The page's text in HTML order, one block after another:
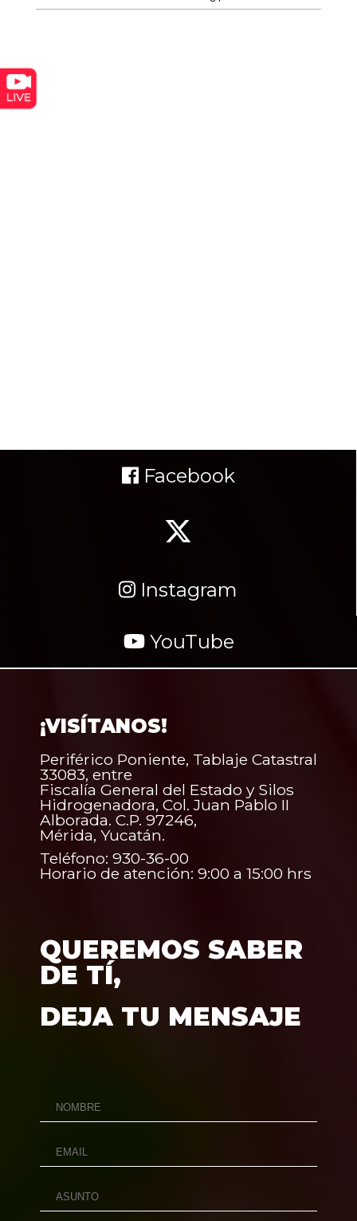
Facebook
Instagram
YouTube
¡VISÍTANOS!
Periférico Poniente, Tablaje Catastral
33083, entre
Fiscalía General del Estado y Silos
Hidrogenadora, Col. Juan Pablo II
Alborada. C.P. 97246,
Mérida, Yucatán.
Teléfono: 930-36-00
Horario de atención: 9:00 a 15:00 hrs
QUEREMOS SABER
DE TÍ,
DEJA TU MENSAJE